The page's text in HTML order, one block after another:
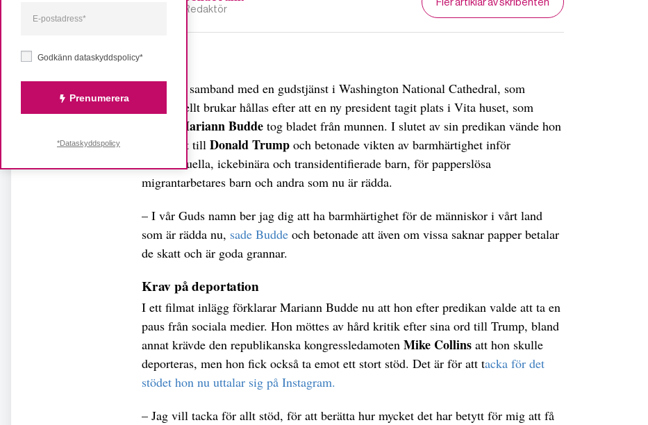
Redaktör
Det var i samband med en gudstjänst i Washington National Cathedral, som
traditionellt brukar hållas efter att en ny president tagit plats i Vita huset, som
Mariann Budde tog bladet från munnen. I slutet av sin predikan vände hon
sig direkt till Donald Trump och betonade vikten av barmhärtighet inför
homosexuella, ickebinära och transidentifierade barn, för papperslösa
migrantarbetares barn och andra som nu är rädda.
– I vår Guds namn ber jag dig att ha barmhärtighet för de människor i vårt land
som är rädda nu, sade Budde och betonade att även om vissa saknar papper betalar
de skatt och är goda grannar.
Krav på deportation
I ett filmat inlägg förklarar Mariann Budde nu att hon efter predikan valde att ta en
paus från sociala medier. Hon möttes av hård kritik efter sina ord till Trump, bland
annat krävde den republikanska kongressledamoten Mike Collins att hon skulle
deporteras, men hon fick också ta emot ett stort stöd. Det är för att tacka för det
stödet hon nu uttalar sig på Instagram.
– Jag vill tacka för allt stöd, för att berätta hur mycket det har betytt för mig att få
Godkänn dataskyddspolicy*
Prenumerera
*Dataskyddspolicy